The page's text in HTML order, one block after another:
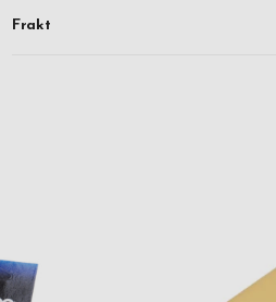
Frakt